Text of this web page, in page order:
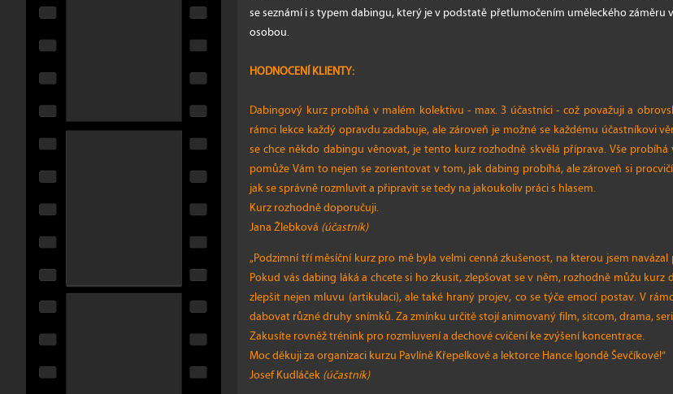
se seznámí i s typem dabingu, který je v podstatě přetlumočením uměleckého záměru
osobou.
HODNOCENÍ KLIENTY:
Dabingový kurz probíhá v malém kolektivu - max. 3 účastníci - což považuji a
rámci lekce každý opravdu zadabuje, ale zároveň je možné se každému účastníkovi
se chce někdo dabingu věnovat, je tento kurz rozhodně skvělá příprava. Vše
pomůže Vám to nejen se zorientovat v tom, jak dabing probíhá, ale zároveň si
jak se správně rozmluvit a připravit se tedy na jakoukoliv práci s hlasem.
Kurz rozhodně doporučuji.
Jana Žlebková (účastník)
„Podzimní tří měsíční kurz pro mě byla velmi cenná zkušenost, na kterou jsem
Pokud vás dabing láká a chcete si ho zkusit, zlepšovat se v něm, rozhodně můžu
zlepšit nejen mluvu (artikulaci), ale také hraný projev, co se týče emocí postav. V
dabovat různé druhy snímků. Za zmínku určitě stojí animovaný film, sitcom, drama,
Zakusíte rovněž trénink pro rozmluvení a dechové cvičení ke zvýšení koncentrace.
Moc děkuji za organizaci kurzu Pavlíně Křepelkové a lektorce Hance Igondě Ševčíkové!“
Josef Kudláček(účastník)